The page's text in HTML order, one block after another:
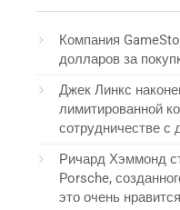
Компания
долларов за
Джек Линкс
лимитированной
сотрудничестве с
Ричард Хэммонд
Porsche,
это очень